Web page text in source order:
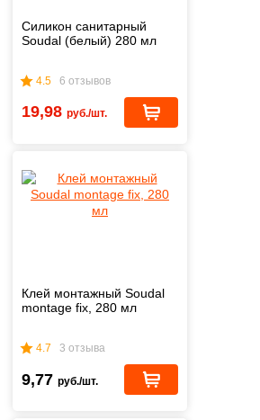
Силикон санитарный
Soudal (белый) 280 мл
4.5 6 отзывов
19,98 руб./шт.
Клей монтажный Soudal
montage fix, 280 мл
4.7 3 отзыва
9,77 руб./шт.